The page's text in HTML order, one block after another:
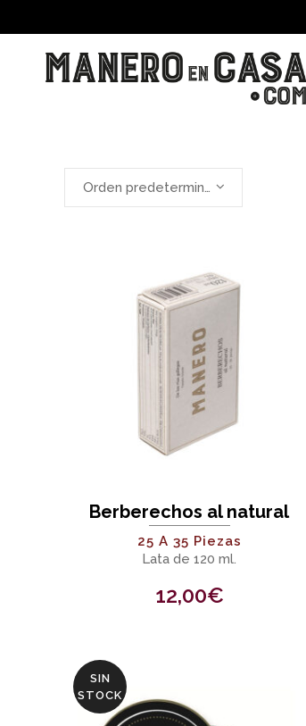
Orden predeterminado
Berberechos al natural
25 A 35 Piezas
Lata de 120 ml.
12,00€
SIN
STOCK